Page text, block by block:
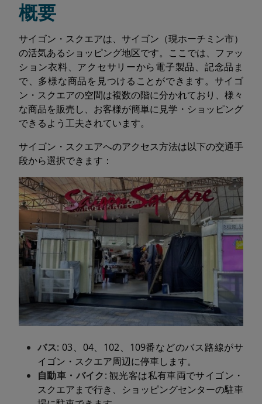
概要
サイゴン・スクエアは、サイゴン（現ホーチミン市）
の活気あるショッピング地区です。ここでは、ファッ
ション衣料、アクセサリーから電子製品、記念品ま
で、多様な商品を見つけることができます。サイゴ
ン・スクエアの空間は複数の階に分かれており、様々
な商品を販売し、お客様が簡単に見学・ショッピング
できるよう工夫されています。
サイゴン・スクエアへのアクセス方法は以下の交通手
段から選択できます：
バス: 03、04、102、109番などのバス路線がサ
イゴン・スクエア周辺に停車します。
自動車・バイク: 観光客は私有車両でサイゴン・
スクエアまで行き、ショッピングセンターの駐車